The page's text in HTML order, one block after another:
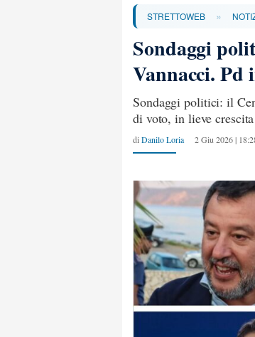
STRETTOWEB »
Sondaggi
Vannacci. Pd
Sondaggi politici: il
di voto, in lieve
di Danilo Loria 2 Giu 2026 |